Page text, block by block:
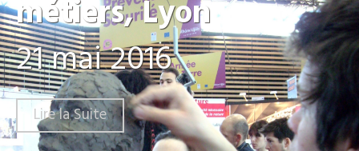
métiers, Lyon
21 mai 2016
Lire la Suite